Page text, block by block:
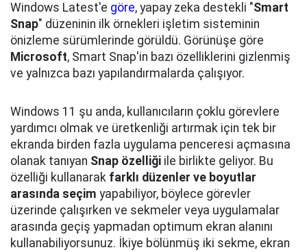
Windows Latest'e göre, yapay zeka destekli "Smart
Snap" düzeninin ilk örnekleri işletim sisteminin
önizleme sürümlerinde görüldü. Görünüşe göre
Microsoft, Smart Snap'in bazı özelliklerini gizlenmiş
ve yalnızca bazı yapılandırmalarda çalışıyor.
Windows 11 şu anda, kullanıcıların çoklu görevlere
yardımcı olmak ve üretkenliği artırmak için tek bir
ekranda birden fazla uygulama penceresi açmasına
olanak tanıyan Snap özelliği ile birlikte geliyor. Bu
özelliği kullanarak farklı düzenler ve boyutlar
arasında seçim yapabiliyor, böylece görevler
üzerinde çalışırken ve sekmeler veya uygulamalar
arasında geçiş yapmadan optimum ekran alanını
kullanabiliyorsunuz. İkiye bölünmüş iki sekme, ekran